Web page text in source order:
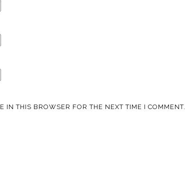
THIS BROWSER FOR THE NEXT TIME I COMMENT.